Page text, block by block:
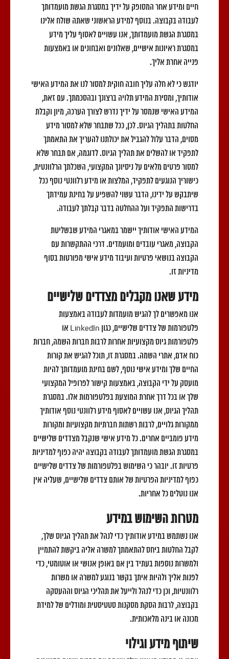
חיים ומידע אחר המסופק על ידיך במסגרת הגשת מועמדותך
לעבודה בקבוצה. בנוסף למידע הראשוני שאתה שולח אלינו
במסגרת הגשת מועמדותך, אנו עשויים לאסוף עליך מידע
במסגרת ראיונות אישיים, שאלונים ואבחונים או באמצעות
פנייה אחרת אליך.
יודגש כי לא חלה עליך חובה חוקית למסור לנו את המידע האישי
אודותיך, ומסירת המידע תלויה ברצונך ובהסכמתך. עם זאת,
המידע האישי שנמסר על ידיך נדרש לצורך הערכה, מיון וקבלת
החלטות בתהליך הגיוס. לכן, ככל שתבחר שלא למסור מידע
מסוים, הדבר עלול להגביל את יכולתנו להעריך את התאמתך
לתפקיד או להשלים את תהליך הגיוס. לדוגמה, אם תבחר שלא
למסור פרטים מלאים על ניסיונך המקצועי, השכלתך הרלוונטית,
כישוריך הנוגעים לתפקיד, המלצות או מידע רלוונטי נוסף ככל
שיתבקש על ידינו, הדבר עשוי להשפיע על בחינת עמידתך
בדרישות התפקיד ועל ההחלטה בדבר קבלתך לעבודה.
המידע האישי אודותיך יישמר במאגרי המידע שבשליטת
הקבוצה, מאגרי עובדים ומועמדים. דרכי ההתקשרות עם
הקבוצה בנושאי פרטיות ועיבוד מידע אישי מפורטות בסוף
מדיניות זו.
מידע שאנו מקבלים מצדדים שלישיים
אנו מאפשרים לך להגיש מועמדות לעבודה באמצעות
פלטפורמות של צדדים שלישיים, כגון LinkedIn או
פלטפורמות גיוס מקצועיות אחרות לרבות חברות השמה, חברות
כוח אדם, אתרי השמה. במסגרת זו, תוכל להגיש את קורות
החיים שלך ומידע אישי נוסף, לשם בחינת מועמדותך להיות
מועסק על ידי הקבוצה, באמצעות קישור לפרופיל המקצועי
שלך או בכל דרך אחרת המוצעת בפלטפורמות אלו. במסגרת
תהליך הגיוס, אנו עשויים לאסוף מידע רלוונטי נוסף אודותיך
ממקורות גלויים, לרבות רשתות חברתיות מקצועיות ומקורות
מידע פומביים אחרים. כל מידע אישי שנקבל מצדדים שלישיים
במסגרת הגשת מועמדותך לעבודה בקבוצה יהיה כפוף למדיניות
פרטיות זו. יובהר כי השימוש בפלטפורמות של צדדים שלישיים
כפוף למדיניות הפרטיות של אותם צדדים שלישיים, שעליה אין
אנו נוטלים כל אחריות.
מטרות השימוש במידע
אנו נשתמש במידע אודותיך כדי לנהל את תהליך הגיוס שלך,
לקבל החלטות ביחס להתאמתך למשרה אליה ביקשת להתמיין
ולמשרות נוספות בעתיד בין אם באופן אנושי או אוטומטי, כדי
לפנות אליך ולהיות איתך בקשר בנוגע למשרה או משרות
רלוונטיות, וכן כדי לנהל ולייעל את תהליכי הגיוס וההעסקה
בקבוצה, לרבות הסקת מסקנות סטטיסטית ומודלים של למידת
מכונה או בינה מלאכותית.
שיתוף מידע וגילוי